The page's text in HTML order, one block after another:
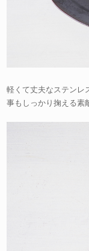
軽くて丈夫なステンレ
事もしっかり掬える素